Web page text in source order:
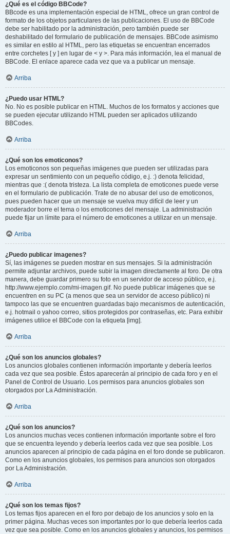
¿Qué es el código BBCode?
BBcode es una implementación especial de HTML, ofrece un gran control de
formato de los objetos particulares de las publicaciones. El uso de BBCode
debe ser habilitado por la administración, pero también puede ser
deshabilitado del formulario de publicación de mensajes. BBCode asimismo
es similar en estilo al HTML, pero las etiquetas se encuentran encerrados
entre corchetes [ y ] en lugar de < y >. Para más información, lea el manual de
BBCode. El enlace aparece cada vez que va a publicar un mensaje.
Arriba
¿Puedo usar HTML?
No. No es posible publicar en HTML. Muchos de los formatos y acciones que
se pueden ejecutar utilizando HTML pueden ser aplicados utilizando
BBCodes.
Arriba
¿Qué son los emoticonos?
Los emoticonos son pequeñas imágenes que pueden ser utilizadas para
expresar un sentimiento con un pequeño código, e.j. :) denota felicidad,
mientras que :( denota tristeza. La lista completa de emoticones puede verse
en el formulario de publicación. Trate de no abusar del uso de emoticonos,
pues pueden hacer que un mensaje se vuelva muy difícil de leer y un
moderador borre el tema o los emoticones del mensaje. La administración
puede fijar un límite para el número de emoticones a utilizar en un mensaje.
Arriba
¿Puedo publicar imagenes?
Sí, las imágenes se pueden mostrar en sus mensajes. Si la administración
permite adjuntar archivos, puede subir la imagen directamente al foro. De otra
manera, debe guardar primero su foto en un servidor de acceso público, e.j.
http://www.ejemplo.com/mi-imagen.gif. No puede publicar imágenes que se
encuentren en su PC (a menos que sea un servidor de acceso público) ni
tampoco las que se encuentren guardadas bajo mecanismos de autenticación,
e.j. hotmail o yahoo correo, sitios protegidos por contraseñas, etc. Para exhibir
imágenes utilice el BBCode con la etiqueta [img].
Arriba
¿Qué son los anuncios globales?
Los anuncios globales contienen información importante y debería leerlos
cada vez que sea posible. Éstos aparecerán al principio de cada foro y en el
Panel de Control de Usuario. Los permisos para anuncios globales son
otorgados por La Administración.
Arriba
¿Qué son los anuncios?
Los anuncios muchas veces contienen información importante sobre el foro
que se encuentra leyendo y debería leerlos cada vez que sea posible. Los
anuncios aparecen al principio de cada página en el foro donde se publicaron.
Como en los anuncios globales, los permisos para anuncios son otorgados
por La Administración.
Arriba
¿Qué son los temas fijos?
Los temas fijos aparecen en el foro por debajo de los anuncios y solo en la
primer página. Muchas veces son importantes por lo que debería leerlos cada
vez que sea posible. Como en los anuncios globales y anuncios, los permisos